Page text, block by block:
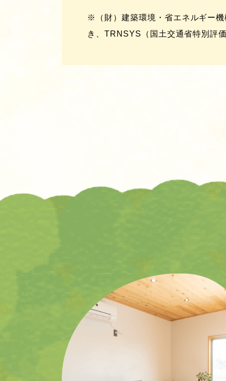
※（財）建築環境・省エネルギー
き、TRNSYS（国土交通省特別評